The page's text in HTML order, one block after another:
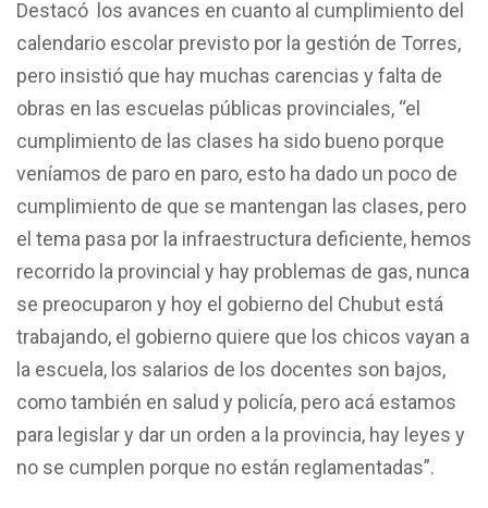
Destacó los avances en cuanto al cumplimiento del
calendario escolar previsto por la gestión de Torres,
pero insistió que hay muchas carencias y falta de
obras en las escuelas públicas provinciales, “el
cumplimiento de las clases ha sido bueno porque
veníamos de paro en paro, esto ha dado un poco de
cumplimiento de que se mantengan las clases, pero
el tema pasa por la infraestructura deficiente, hemos
recorrido la provincial y hay problemas de gas, nunca
se preocuparon y hoy el gobierno del Chubut está
trabajando, el gobierno quiere que los chicos vayan a
la escuela, los salarios de los docentes son bajos,
como también en salud y policía, pero acá estamos
para legislar y dar un orden a la provincia, hay leyes y
no se cumplen porque no están reglamentadas”.